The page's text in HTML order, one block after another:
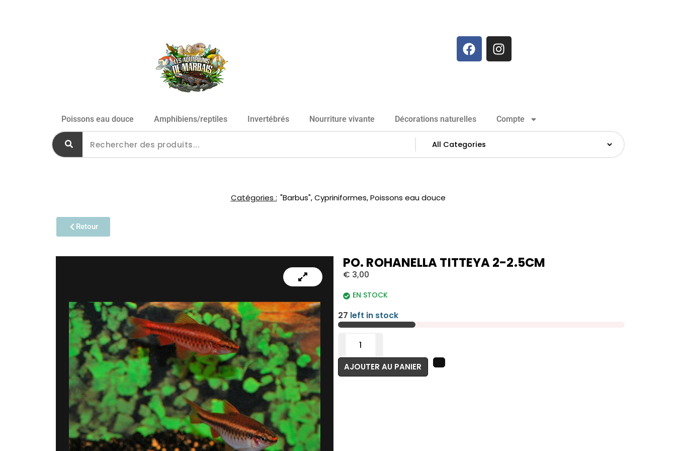
Poissons eau douce Amphibiens/reptiles Invertébrés Nourriture vivante Décorations naturelles Compte
Catégories : "Barbus",Cypriniformes,Poissons eau douce
Retour
PO. ROHANELLA TITTEYA 2-2.5CM
€ 3,00
EN STOCK
27 left in stock
AJOUTER AU PANIER